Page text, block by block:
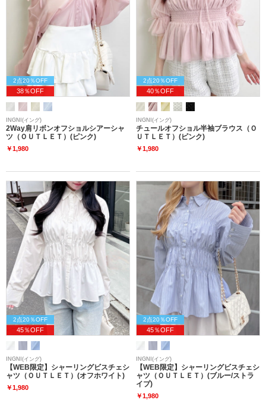
2点20％OFF
38％OFF
INGNI(イング)
2Way肩リボンオフショルシアーシャ
ツ（ＯＵＴＬＥＴ）(ピンク)
￥1,980
2点20％OFF
40％OFF
INGNI(イング)
チュールオフショル半袖ブラウス（Ｏ
ＵＴＬＥＴ）(ピンク)
￥1,980
2点20％OFF
45％OFF
INGNI(イング)
【WEB限定】シャーリングビスチェシ
ャツ（ＯＵＴＬＥＴ）(オフホワイト)
￥1,980
2点20％OFF
45％OFF
INGNI(イング)
【WEB限定】シャーリングビスチェシ
ャツ（ＯＵＴＬＥＴ）(ブルー/ストラ
イプ)
￥1,980